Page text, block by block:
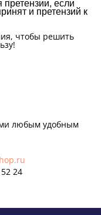
претензии, если
и претензий к
чтобы решить
любым удобным
24